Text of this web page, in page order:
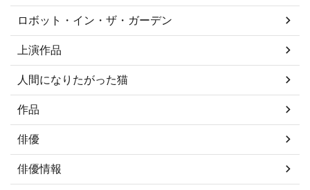
ロボット・イン・ザ・ガーデン
上演作品
人間になりたがった猫
作品
俳優
俳優情報